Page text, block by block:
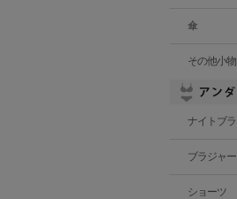
傘
その他小物
ナイトブラ
ブラジャー
ショーツ